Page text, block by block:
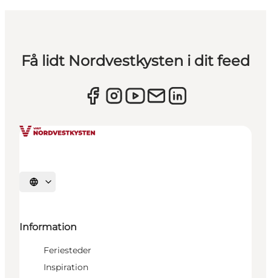
Få lidt Nordvestkysten i dit feed
Vælg sprog
Information
Feriesteder
Inspiration